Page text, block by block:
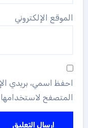
الموقع الإلكتروني
احفظ اسمي، بريدي
المتصفح